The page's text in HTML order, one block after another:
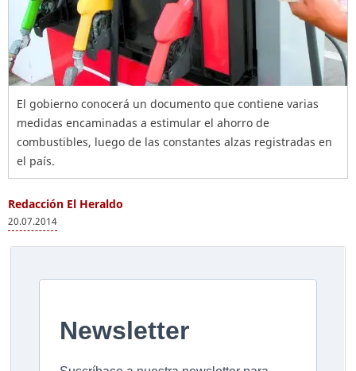
El gobierno conocerá un documento que contiene varias
medidas encaminadas a estimular el ahorro de
combustibles, luego de las constantes alzas registradas en
el país.
Redacción El Heraldo
20.07.2014